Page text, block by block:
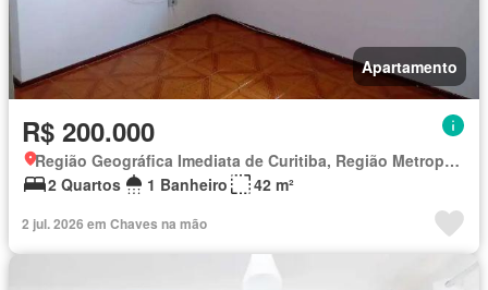
Apartamento
R$ 200.000
Região Geográfica Imediata de Curitiba, Região Metropolitana de Curitiba
2 Quartos
1 Banheiro 42 m²
2 jul. 2026 em Chaves na mão